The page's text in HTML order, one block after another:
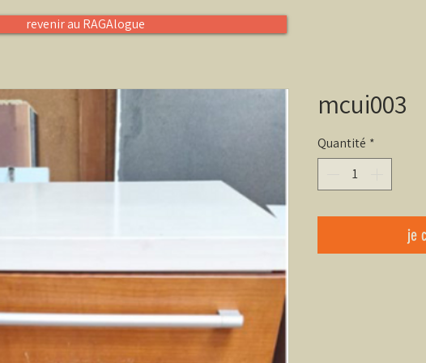
mcui003
Quantité *
je
revenir au RAGAlogue